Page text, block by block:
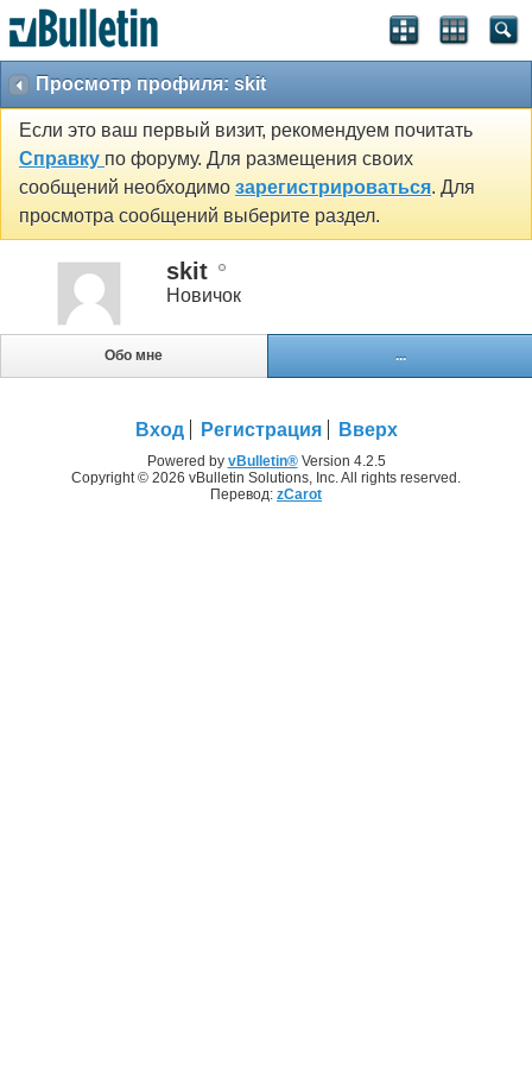
Просмотр профиля: skit
Если это ваш первый визит, рекомендуем почитать
Справку по форуму. Для размещения своих
сообщений необходимо зарегистрироваться. Для
просмотра сообщений выберите раздел.
skit
Новичок
Обо мне ...
Вход Регистрация Вверх
Powered by vBulletin®Version 4.2.5
Copyright © 2026 vBulletin Solutions, Inc. All rights reserved.
Перевод: zCarot